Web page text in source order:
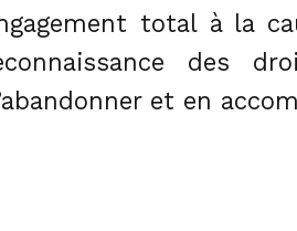
total à la
des
et en